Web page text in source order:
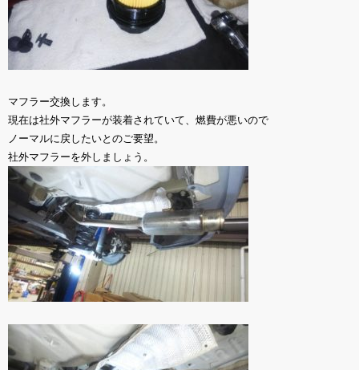
マフラー交換します。
現在は社外マフラーが装着されていて、燃費が悪いので
ノーマルに戻したいとのご要望。
社外マフラーを外しましょう。